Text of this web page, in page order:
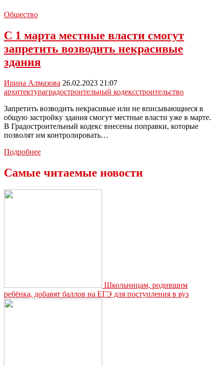
Общество
С 1 марта местные власти смогут
запретить возводить некрасивые
здания
Ирина Алмазова 26.02.2023 21:07
архитектураградостроительный кодексстроительство
Запретить возводить некрасивые или не вписывающиеся в
общую застройку здания смогут местные власти уже в марте.
В Градостроительный кодекс внесены поправки, которые
позволят им контролировать…
ПодробнееС
местные
Самые читаемые новости
Школьницам, родившим
ребёнка, добавят баллов на ЕГЭ для поступления в вуз